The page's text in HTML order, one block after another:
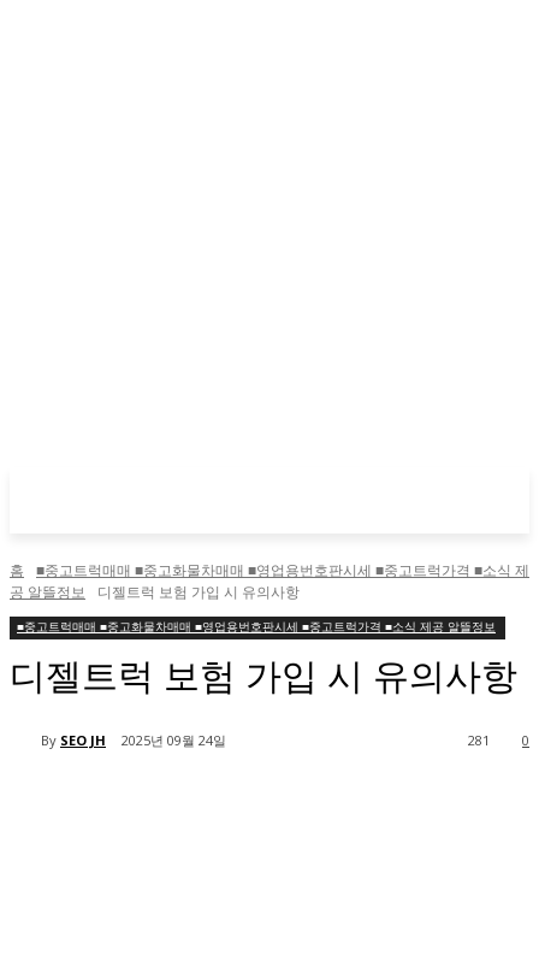
홈
■중고트럭매매 ■중고화물차매매 ■영업용번호판시세 ■중고트럭가격 ■소식 제
공 알뜰정보
디젤트럭 보험 가입 시 유의사항
■중고트럭매매 ■중고화물차매매 ■영업용번호판시세 ■중고트럭가격 ■소식 제공 알뜰정보
디젤트럭 보험 가입 시 유의사항
By SEO JH 2025년 09월 24일 0
281